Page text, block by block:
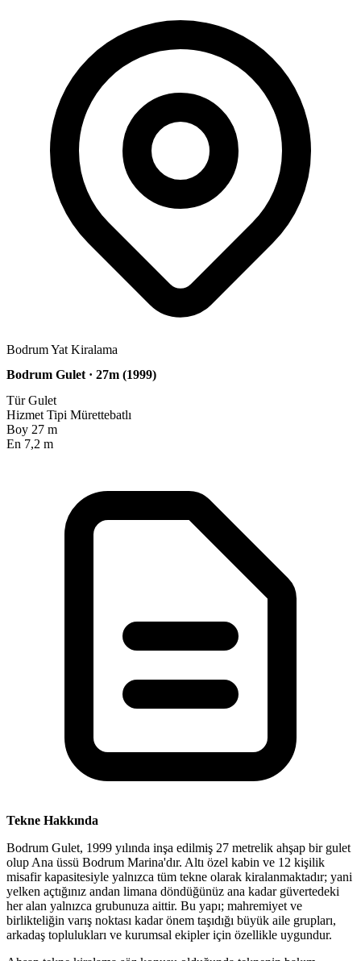
Bodrum Yat Kiralama
Bodrum Gulet · 27m (1999)
Tür Gulet
Hizmet Tipi Mürettebatlı
Boy 27 m
En 7,2 m
Tekne Hakkında
Bodrum Gulet, 1999 yılında inşa edilmiş 27 metrelik ahşap bir gulet
olup Ana üssü Bodrum Marina'dır. Altı özel kabin ve 12 kişilik
misafir kapasitesiyle yalnızca tüm tekne olarak kiralanmaktadır; yani
yelken açtığınız andan limana döndüğünüz ana kadar güvertedeki
her alan yalnızca grubunuza aittir. Bu yapı; mahremiyet ve
birlikteliğin varış noktası kadar önem taşıdığı büyük aile grupları,
arkadaş toplulukları ve kurumsal ekipler için özellikle uygundur.